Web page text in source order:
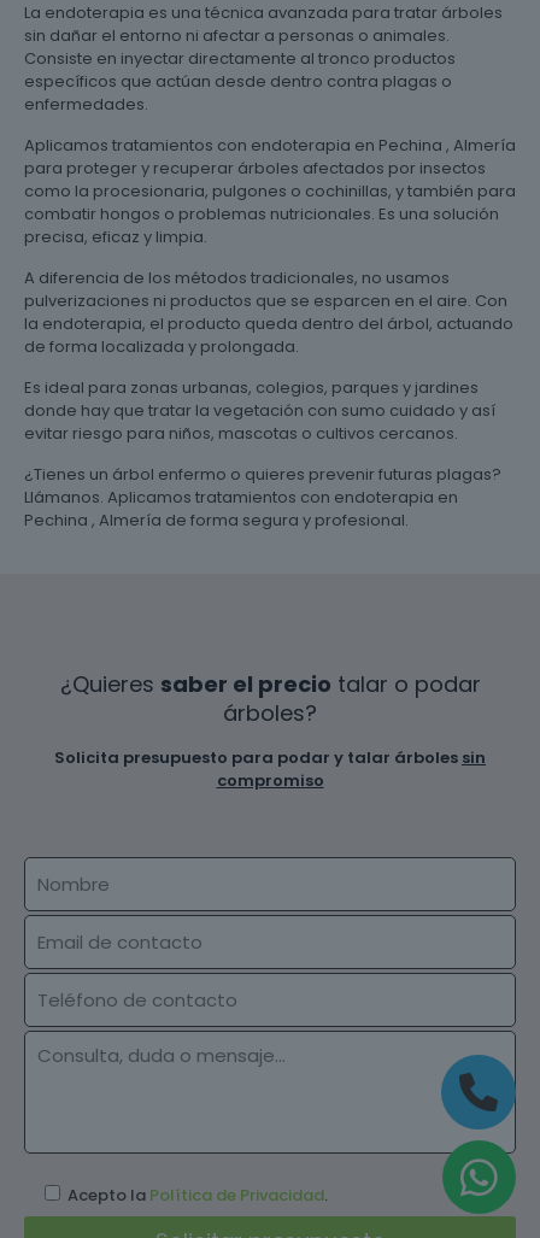
La endoterapia es una técnica avanzada para tratar árboles
sin dañar el entorno ni afectar a personas o animales.
Consiste en inyectar directamente al tronco productos
específicos que actúan desde dentro contra plagas o
enfermedades.
Aplicamos tratamientos con endoterapia en Pechina , Almería
para proteger y recuperar árboles afectados por insectos
como la procesionaria, pulgones o cochinillas, y también para
combatir hongos o problemas nutricionales. Es una solución
precisa, eficaz y limpia.
A diferencia de los métodos tradicionales, no usamos
pulverizaciones ni productos que se esparcen en el aire. Con
la endoterapia, el producto queda dentro del árbol, actuando
de forma localizada y prolongada.
Es ideal para zonas urbanas, colegios, parques y jardines
donde hay que tratar la vegetación con sumo cuidado y así
evitar riesgo para niños, mascotas o cultivos cercanos.
¿Tienes un árbol enfermo o quieres prevenir futuras plagas?
Llámanos. Aplicamos tratamientos con endoterapia en
Pechina , Almería de forma segura y profesional.
¿Quieres saber el precio talar o podar
árboles?
Solicita presupuesto para podar y talar árboles sin
compromiso
Acepto la Política de Privacidad.